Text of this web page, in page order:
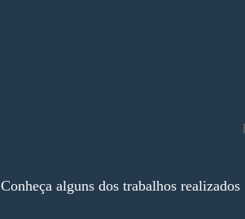
Conheça alguns dos trabalhos realizados